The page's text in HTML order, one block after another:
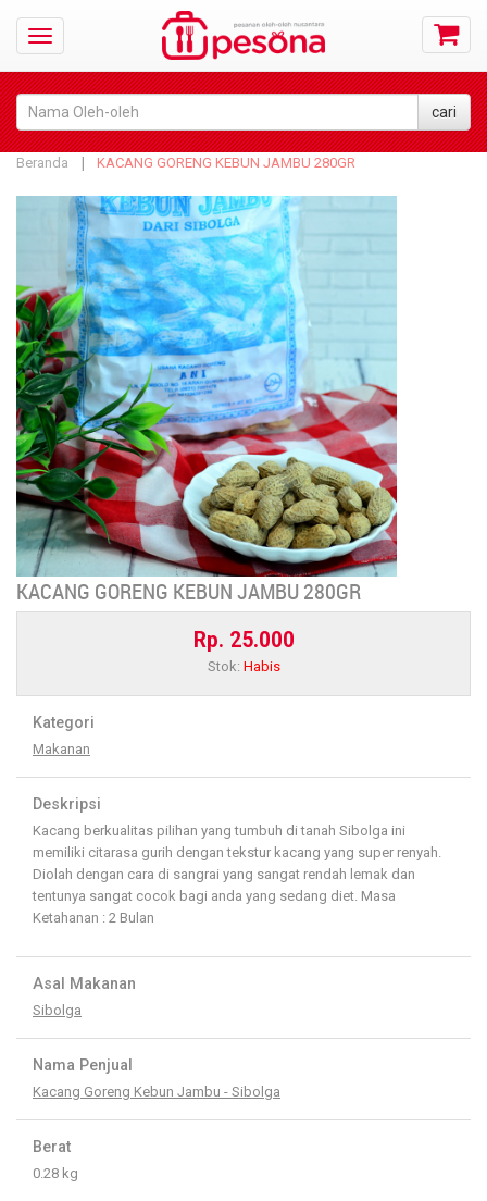
Beranda KACANG GORENG KEBUN JAMBU 280GR
KACANG GORENG KEBUN JAMBU 280GR
Rp. 25.000
Stok: Habis
Kategori
Makanan
Deskripsi
Kacang berkualitas pilihan yang tumbuh di tanah Sibolga ini
memiliki citarasa gurih dengan tekstur kacang yang super renyah.
Diolah dengan cara di sangrai yang sangat rendah lemak dan
tentunya sangat cocok bagi anda yang sedang diet. Masa
Ketahanan : 2 Bulan
Asal Makanan
Sibolga
Nama Penjual
Kacang Goreng Kebun Jambu - Sibolga
Berat
0.28 kg